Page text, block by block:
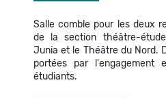
Salle comble pour les deux
de la section théâtre-
Junia et le Théâtre du Nord.
portées par
étudiants.